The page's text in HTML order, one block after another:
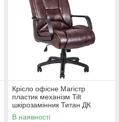
Крісло офісне Магістр
пластик механізм Tilt
шкірозамінник Титан ДК
Браун (Richman ТМ)
В наявності